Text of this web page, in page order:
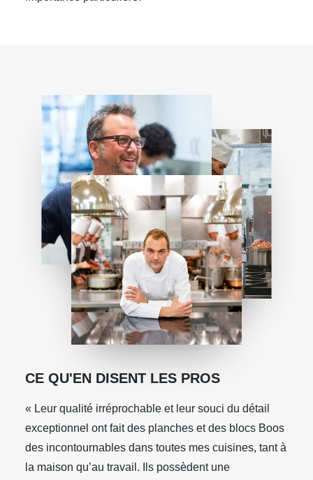
CE QU'EN DISENT LES PROS
« Leur qualité irréprochable et leur souci du détail
exceptionnel ont fait des planches et des blocs Boos
des incontournables dans toutes mes cuisines, tant à
la maison qu’au travail. Ils possèdent une